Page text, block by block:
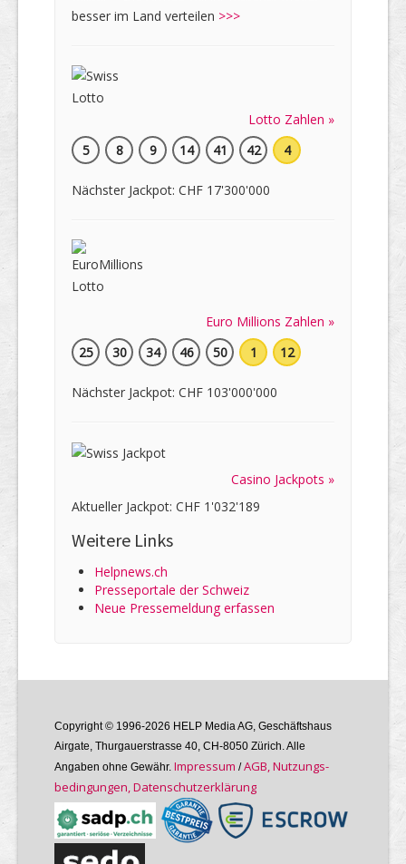
besser im Land verteilen >>>
Lotto Zahlen »
5
8 9 14 41 42 4
Nächster Jackpot: CHF 17'300'000
Euro Millions Zahlen »
25
30 34 46 50 1 12
Nächster Jackpot: CHF 103'000'000
Casino Jackpots »
Aktueller Jackpot: CHF 1'032'189
Weitere Links
Helpnews.ch
Presseportale der Schweiz
Neue Pressemeldung erfassen
Copyright © 1996-2026 HELP Media AG, Geschäftshaus
Airgate, Thurgauer­strasse 40, CH-8050 Zürich. Alle
Angaben ohne Gewähr. Im­pres­sum /AGB, Nutzungs­
bedin­gungen, Daten­schutz­er­klärung